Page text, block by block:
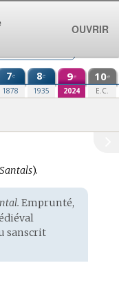
7e
1878
8e
1935
9e
2024
10e
E.C.
Santals).
Emprunté,
sanscrit
OUVRIR